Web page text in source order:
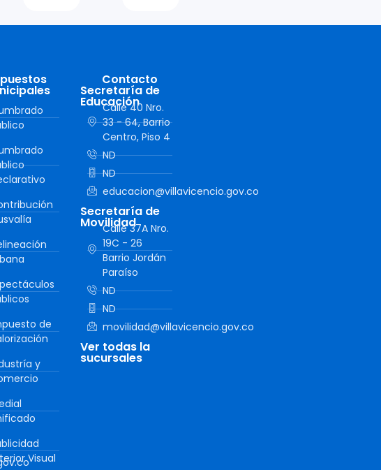
de
y
Visual
Contacto
Secretaría de
Educación
Calle 40 Nro.
33 - 64, Barrio
Centro, Piso 4
ND
ND
educacion@villavicencio.gov.co
Secretaría de
Movilidad
Calle 37A Nro.
19C - 26
Barrio Jordán
Paraíso
ND
ND
movilidad@villavicencio.gov.co
Ver todas la
sucursales